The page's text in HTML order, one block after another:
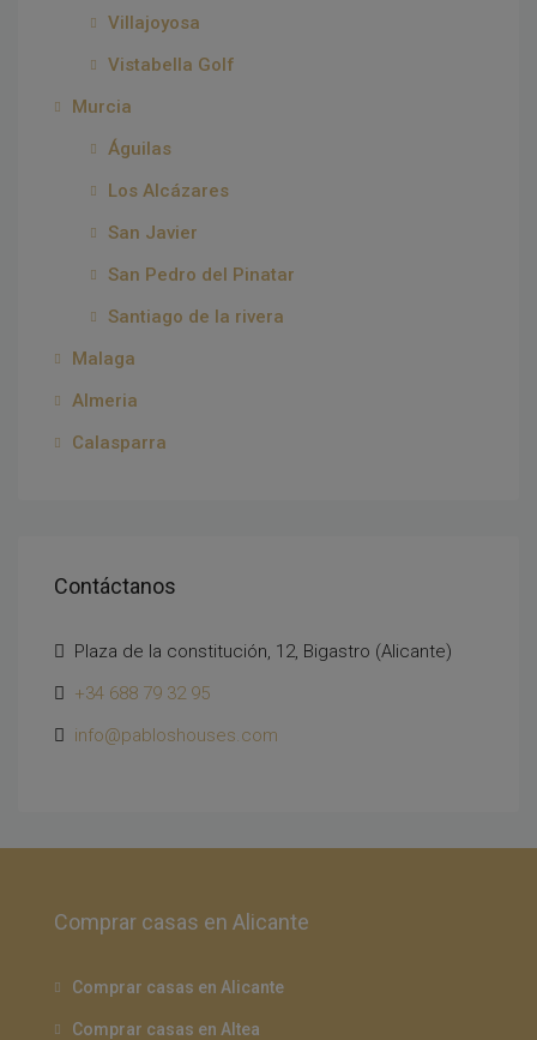
Villajoyosa
Vistabella Golf
Murcia
Águilas
Los Alcázares
San Javier
San Pedro del Pinatar
Santiago de la rivera
Malaga
Almeria
Calasparra
Contáctanos
Plaza de la constitución, 12, Bigastro (Alicante)
+34 688 79 32 95
info@pabloshouses.com
Comprar casas en Alicante
Comprar casas en Alicante
Comprar casas en Altea